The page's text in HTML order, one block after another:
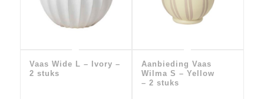
Vaas Wide L – Ivory –
2 stuks
Aanbieding Vaas
Wilma S – Yellow
– 2 stuks